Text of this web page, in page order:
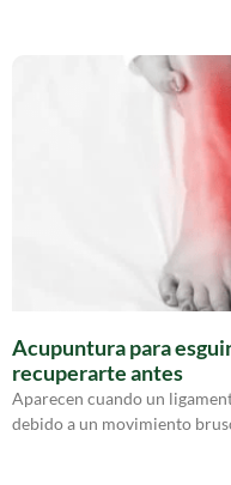
Acupuntura para
recuperarte antes
Aparecen cuando un
debido a un movimiento